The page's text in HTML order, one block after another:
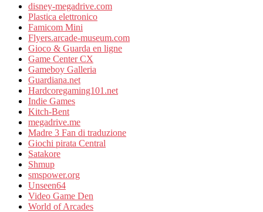
disney-megadrive.com
Plastica elettronico
Famicom Mini
Flyers.arcade-museum.com
Gioco & Guarda en ligne
Game Center CX
Gameboy Galleria
Guardiana.net
Hardcoregaming101.net
Indie Games
Kitch-Bent
megadrive.me
Madre 3 Fan di traduzione
Giochi pirata Central
Satakore
Shmup
smspower.org
Unseen64
Video Game Den
World of Arcades